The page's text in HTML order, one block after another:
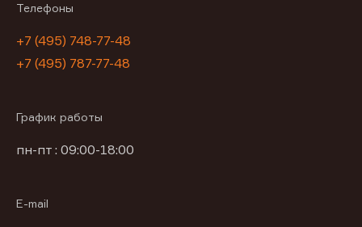
Телефоны
+7 (495) 748-77-48
+7 (495) 787-77-48
График работы
пн-пт : 09:00-18:00
E-mail